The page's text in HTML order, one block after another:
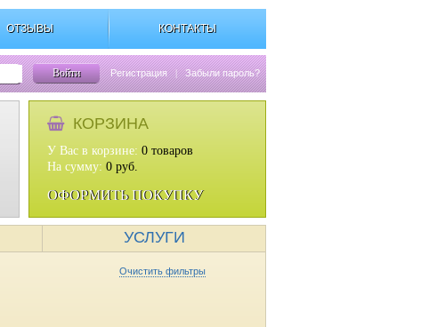
ОТЗЫВЫ КОНТАКТЫ
Войти Регистрация | Забыли пароль?
КОРЗИНА
У Вас в корзине: 0 товаров
На сумму: 0 руб.
ОФОРМИТЬ ПОКУПКУ
УСЛУГИ
Очистить фильтры